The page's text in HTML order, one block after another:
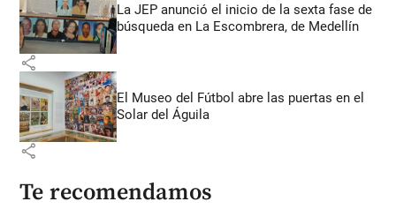
La JEP anunció el inicio de la sexta fase de
búsqueda en La Escombrera, de Medellín
share
El Museo del Fútbol abre las puertas en el
Solar del Águila
share
Te recomendamos